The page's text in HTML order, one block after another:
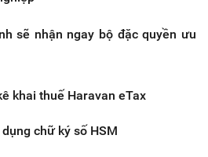
sẽ nhận ngay bộ đặc quyền ưu
khai thuế Haravan eTax
chữ ký số HSM